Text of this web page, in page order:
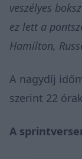
veszélyes
ez lett a
Hamilton,
A nagydíj
szerint 22
A